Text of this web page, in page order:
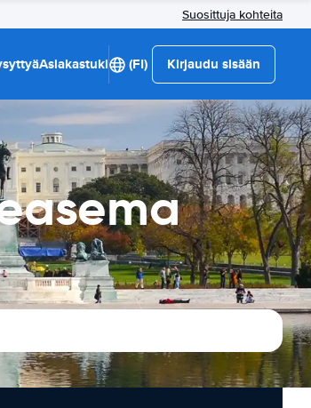
Suosittuja kohteita
Asiakastuki (FI) Kirjaudu sisään